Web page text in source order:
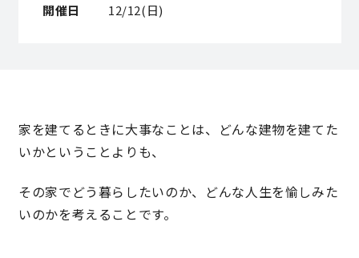
OWNER’S SITE オーナーズサイト
nattoku住宅 10のこだわり
理想の暮らしを引き出すデザイン力
開催日 12/12(日)
家を建てるときに大事なことは、どんな建物を建てた
いかということよりも、
その家でどう暮らしたいのか、どんな人生を愉しみた
いのかを考えることです。